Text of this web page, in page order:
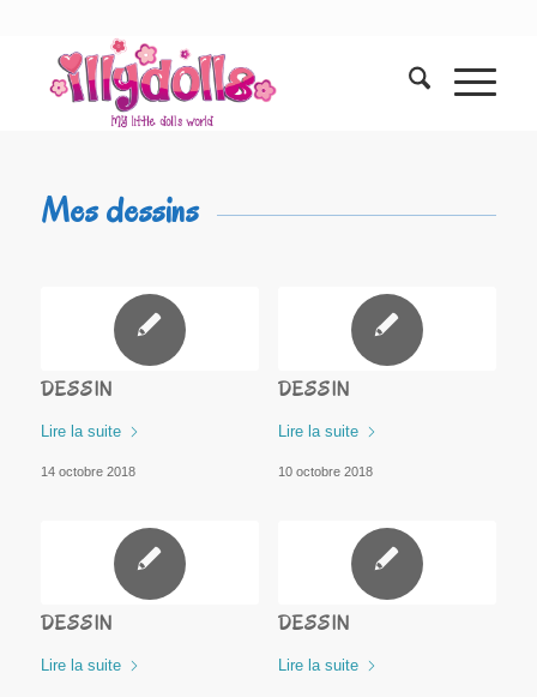
Mes dessins
DESSIN
Lire la suite
14 octobre 2018
DESSIN
Lire la suite
10 octobre 2018
DESSIN
Lire la suite
DESSIN
Lire la suite